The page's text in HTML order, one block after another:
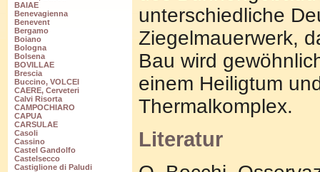
BAIAE
Benevagienna
Benevent
Bergamo
Boiano
Bologna
Bolsena
BOVILLAE
Brescia
Buccino, VOLCEI
CAERE, Cerveteri
Calvi Risorta
CAMPOCHIARO
CAPUA
CARSULAE
Casoli
Cassino
Castel Gandolfo
Castelsecco
Castiglione di Paludi
unterschiedliche
Ziegelmauerwerk,
Bau wird
einem Heiligtum
Thermalkomplex.
Literatur